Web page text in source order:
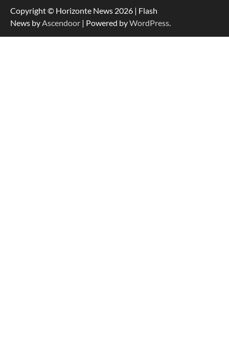
Copyright © Horizonte News 2026 | Flash
News byAscendoor | Powered byWordPress.